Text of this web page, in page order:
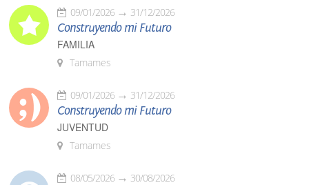
09/01/2026 31/12/2026
Construyendo mi Futuro
FAMILIA
Tamames
09/01/2026 31/12/2026
Construyendo mi Futuro
JUVENTUD
Tamames
08/05/2026 30/08/2026